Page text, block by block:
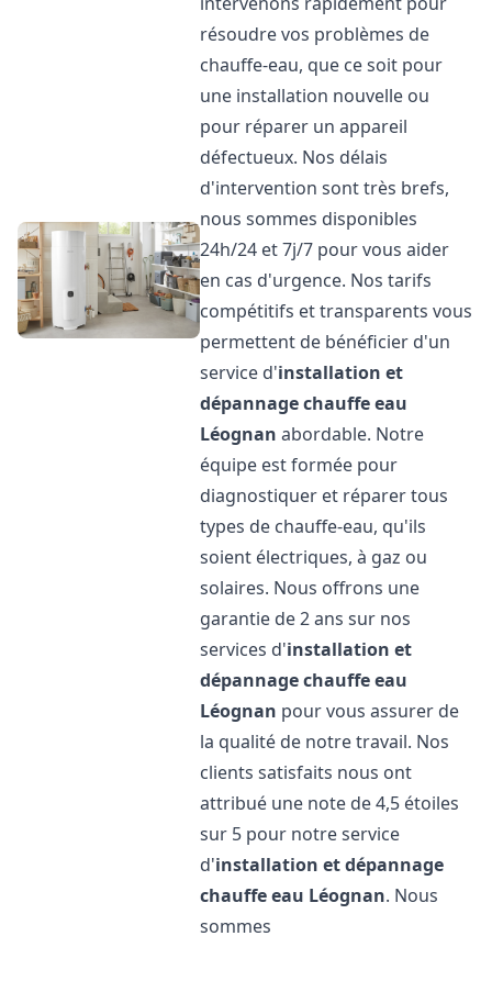
résoudre vos problèmes de
chauffe-eau, que ce soit pour
une installation nouvelle ou
pour réparer un appareil
défectueux. Nos délais
d'intervention sont très brefs,
nous sommes disponibles
24h/24 et 7j/7 pour vous aider
en cas d'urgence. Nos tarifs
compétitifs et transparents vous
permettent de bénéficier d'un
service d'installation et
dépannage chauffe eau
Léognan abordable. Notre
équipe est formée pour
diagnostiquer et réparer tous
types de chauffe-eau, qu'ils
soient électriques, à gaz ou
solaires. Nous offrons une
garantie de 2 ans sur nos
services d'installation et
dépannage chauffe eau
Léognan pour vous assurer de
la qualité de notre travail. Nos
clients satisfaits nous ont
attribué une note de 4,5 étoiles
sur 5 pour notre service
d'installation et dépannage
chauffe eau Léognan. Nous
sommes